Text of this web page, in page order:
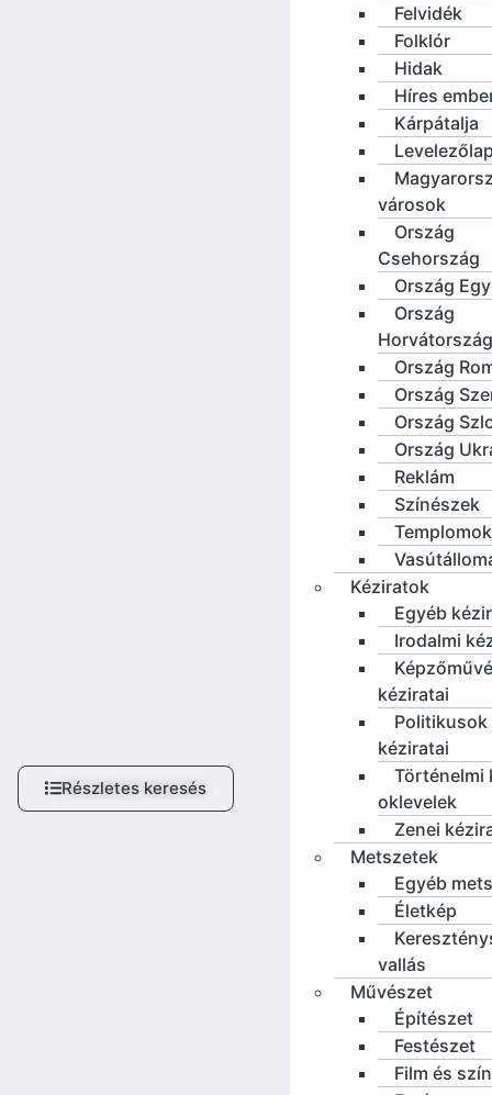
Részletes keresés
Felvidék
Folklór
Hidak
Híres
Kárpátalja
városok
Ország
Csehország
Ország
Ország
Horvátország
Ország
Ország
Ország
Ország
Reklám
Színészek
Templomok
Kéziratok
Egyéb
Irodalmi
kéziratai
Politikusok
kéziratai
Történelmi
oklevelek
Zenei
Metszetek
Egyéb
Életkép
vallás
Művészet
Építészet
Festészet
Film és